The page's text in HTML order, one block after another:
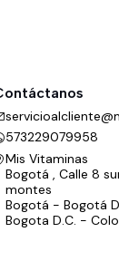
573229079958
Mis Vitaminas
Bogotá , Calle 8
montes
Bogotá - Bogotá
Bogota D.C. -